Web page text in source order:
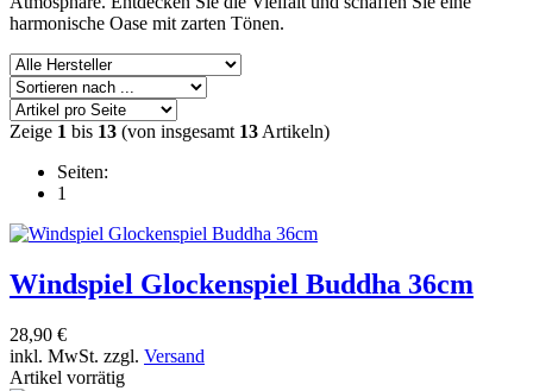
harmonische Oase mit zarten Tönen.
Zeige 1 bis 13 (von insgesamt 13Artikeln)
Seiten:
1
Windspiel Glockenspiel Buddha 36cm
28,90 €
inkl. MwSt. zzgl. Versand
Artikel vorrätig